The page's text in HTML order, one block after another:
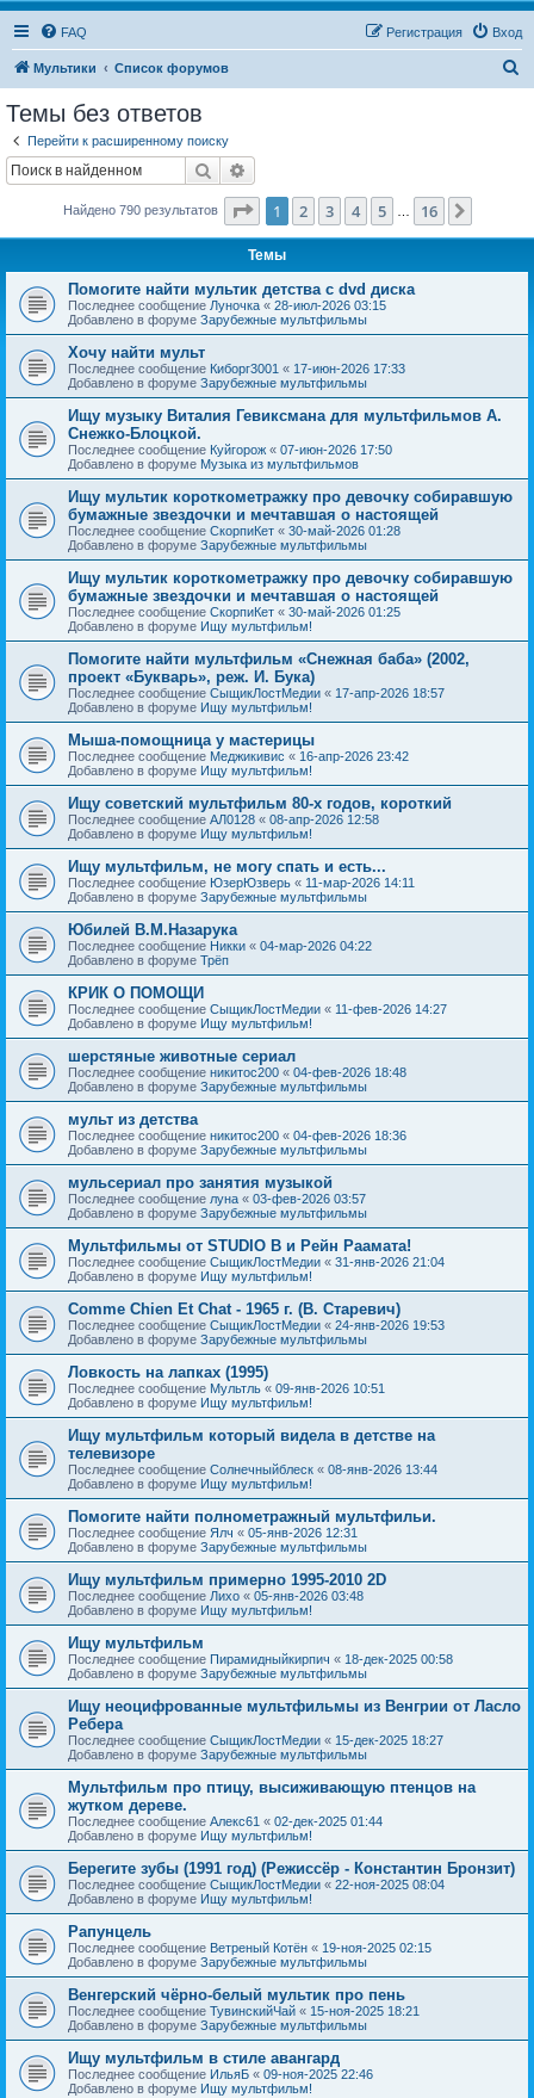
FAQ Вход
Регистрация
Мультики Список форумов
Темы без ответов
Перейти к расширенному поиску
Поиск
Найдено 790 результатов Страница из 16
1 2 3 4 5 16
Темы
Помогите найти мультик детства с dvd диска
Последнее сообщение Луночка « 28-июл-2026 03:15
Добавлено в форуме Зарубежные мультфильмы
Хочу найти мульт
Последнее сообщение Киборг3001 « 17-июн-2026 17:33
Добавлено в форуме Зарубежные мультфильмы
Ищу музыку Виталия Гевиксмана для мультфильмов А.
Снежко-Блоцкой.
Последнее сообщение Куйгорож « 07-июн-2026 17:50
Добавлено в форуме Музыка из мультфильмов
Ищу мультик короткометражку про девочку собиравшую
бумажные звездочки и мечтавшая о настоящей
Последнее сообщение СкорпиКет « 30-май-2026 01:28
Добавлено в форуме Зарубежные мультфильмы
Ищу мультик короткометражку про девочку собиравшую
бумажные звездочки и мечтавшая о настоящей
Последнее сообщение СкорпиКет « 30-май-2026 01:25
Добавлено в форуме Ищу мультфильм!
Помогите найти мультфильм «Снежная баба» (2002,
проект «Букварь», реж. И. Бука)
Последнее сообщение СыщикЛостМедии « 17-апр-2026 18:57
Добавлено в форуме Ищу мультфильм!
Мыша-помощница у мастерицы
Последнее сообщение Меджикивис « 16-апр-2026 23:42
Добавлено в форуме Ищу мультфильм!
Ищу советский мультфильм 80-х годов, короткий
Последнее сообщение АЛ0128 « 08-апр-2026 12:58
Добавлено в форуме Ищу мультфильм!
Ищу мультфильм, не могу спать и есть...
Последнее сообщение ЮзерЮзверь « 11-мар-2026 14:11
Добавлено в форуме Зарубежные мультфильмы
Юбилей В.М.Назарука
Последнее сообщение Никки « 04-мар-2026 04:22
Добавлено в форуме Трёп
КРИК О ПОМОЩИ
Последнее сообщение СыщикЛостМедии « 11-фев-2026 14:27
Добавлено в форуме Ищу мультфильм!
шерстяные животные сериал
Последнее сообщение никитос200 « 04-фев-2026 18:48
Добавлено в форуме Зарубежные мультфильмы
мульт из детства
Последнее сообщение никитос200 « 04-фев-2026 18:36
Добавлено в форуме Зарубежные мультфильмы
мульсериал про занятия музыкой
Последнее сообщение луна « 03-фев-2026 03:57
Добавлено в форуме Зарубежные мультфильмы
Мультфильмы от STUDIO B и Рейн Раамата!
Последнее сообщение СыщикЛостМедии « 31-янв-2026 21:04
Добавлено в форуме Ищу мультфильм!
Comme Chien Et Chat - 1965 г. (В. Старевич)
Последнее сообщение СыщикЛостМедии « 24-янв-2026 19:53
Добавлено в форуме Зарубежные мультфильмы
Ловкость на лапках (1995)
Последнее сообщение Мультль « 09-янв-2026 10:51
Добавлено в форуме Ищу мультфильм!
Ищу мультфильм который видела в детстве на
телевизоре
Последнее сообщение Солнечныйблеск « 08-янв-2026 13:44
Добавлено в форуме Ищу мультфильм!
Помогите найти полнометражный мультфильи.
Последнее сообщение Ялч « 05-янв-2026 12:31
Добавлено в форуме Зарубежные мультфильмы
Ищу мультфильм примерно 1995-2010 2D
Последнее сообщение Лихо « 05-янв-2026 03:48
Добавлено в форуме Ищу мультфильм!
Ищу мультфильм
Последнее сообщение Пирамидныйкирпич « 18-дек-2025 00:58
Добавлено в форуме Зарубежные мультфильмы
Ищу неоцифрованные мультфильмы из Венгрии от Ласло
Ребера
Последнее сообщение СыщикЛостМедии « 15-дек-2025 18:27
Добавлено в форуме Зарубежные мультфильмы
Мультфильм про птицу, высиживающую птенцов на
жутком дереве.
Последнее сообщение Алекс61 « 02-дек-2025 01:44
Добавлено в форуме Ищу мультфильм!
Берегите зубы (1991 год) (Режиссёр - Константин Бронзит)
Последнее сообщение СыщикЛостМедии « 22-ноя-2025 08:04
Добавлено в форуме Ищу мультфильм!
Рапунцель
Последнее сообщение Ветреный Котён « 19-ноя-2025 02:15
Добавлено в форуме Зарубежные мультфильмы
Венгерский чёрно-белый мультик про пень
Последнее сообщение ТувинскийЧай « 15-ноя-2025 18:21
Добавлено в форуме Зарубежные мультфильмы
Ищу мультфильм в стиле авангард
Последнее сообщение ИльяБ « 09-ноя-2025 22:46
Добавлено в форуме Ищу мультфильм!